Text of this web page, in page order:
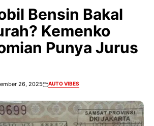
Bensin Bakal
Kemenko
Punya Jurus
26, 2025 AUTO VIBES